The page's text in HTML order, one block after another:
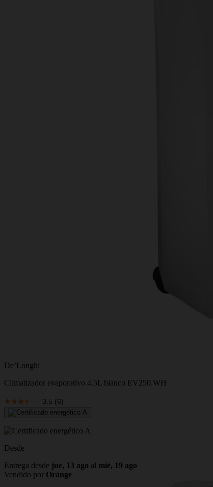
De’Longhi
Climatizador evaporativo 4.5L blanco EV250.WH
3.5 (6)
Desde
Entrega desde jue, 13 ago al mié, 19 ago
Vendido por Orange